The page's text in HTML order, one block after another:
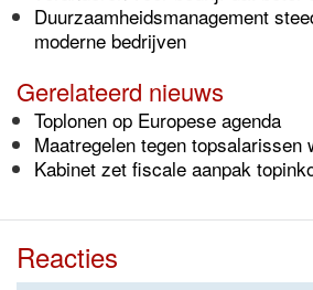
Duurzaamheidsmanagement
moderne bedrijven
Gerelateerd nieuws
Toplonen op Europese agenda
Maatregelen tegen topsalarissen
Kabinet zet fiscale aanpak
Reacties